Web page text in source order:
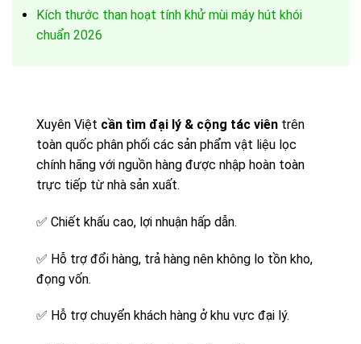
Kích thước than hoạt tính khử mùi máy hút khói
chuẩn 2026
Xuyên Việt cần tìm đại lý & cộng tác viên trên
toàn quốc phân phối các sản phẩm vật liệu lọc
chính hãng với nguồn hàng được nhập hoàn toàn
trực tiếp từ nhà sản xuất.
✅ Chiết khấu cao, lợi nhuận hấp dẫn.
✅ Hỗ trợ đổi hàng, trả hàng nên không lo tồn kho,
đọng vốn.
✅ Hỗ trợ chuyển khách hàng ở khu vực đại lý.